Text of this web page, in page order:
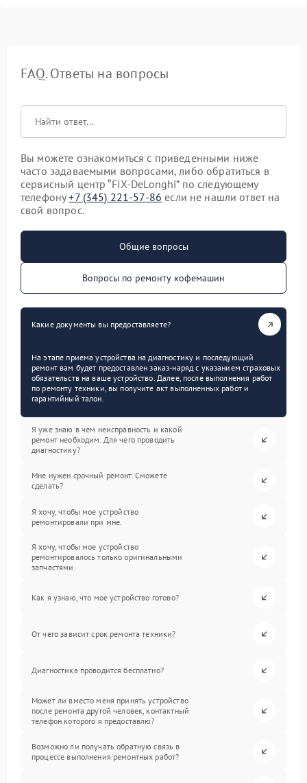
FAQ. Ответы на вопросы
Вы можете ознакомиться с приведенными ниже
часто задаваемыми вопросами, либо обратиться в
сервисный центр “FIX-DeLonghi” по следующему
телефону+7 (345) 221-57-86 если не нашли ответ на
свой вопрос.
Общие вопросы
Вопросы по ремонту кофемашин
Какие документы вы предоставляете?
На этапе приема устройства на диагностику и последующий
ремонт вам будет предоставлен заказ-наряд с указанием страховых
обязательств на ваше устройство. Далее, после выполнения работ
по ремонту техники, вы получите акт выполненных работ и
гарантийный талон.
Я уже знаю в чем неисправность и какой
ремонт необходим. Для чего проводить
диагностику?
Мне нужен срочный ремонт. Сможете
сделать?
Я хочу, чтобы мое устройство
ремонтировали при мне.
Я хочу, чтобы мое устройство
ремонтировалось только оригинальными
запчастями.
Как я узнаю, что мое устройство готово?
От чего зависит срок ремонта техники?
Диагностика проводится бесплатно?
Может ли вместо меня принять устройство
после ремонта другой человек, контактный
телефон которого я предоставлю?
Возможно ли получать обратную связь в
процессе выполнения ремонтных работ?